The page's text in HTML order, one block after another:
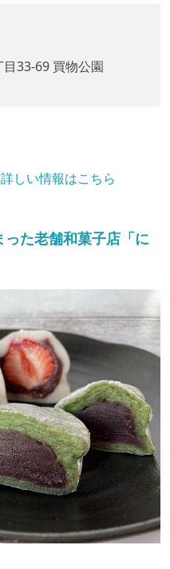
33-69 買物公園
しい情報はこちら
た老舗和菓子店「に